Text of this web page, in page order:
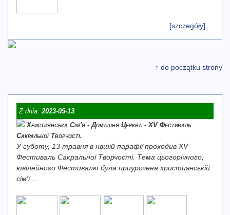
[szczegóły]
↑ do początku strony
Z dnia:2023-05-13
Християнська Сім′я - Домашня Церква - XV Фестиваль
Сакральної Творчості.
У суботу, 13 травня в нвшій парафії проходив XV
Фестиваль Сакральної Творчості. Тема цьогорічного,
ювілейного Фестивалю була приурочена християнській
сім′ї....